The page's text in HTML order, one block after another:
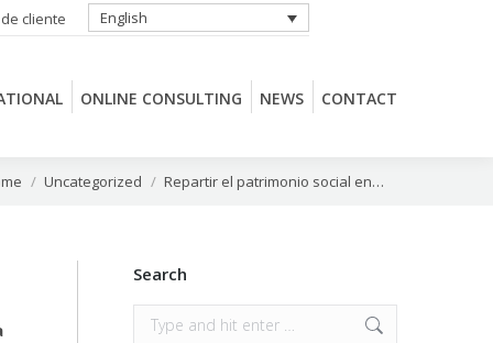
cliente English
ONLINE CONSULTING NEWS CONTACT
are here:Uncategorized Repartir el patrimonio social en…
Search
Search: